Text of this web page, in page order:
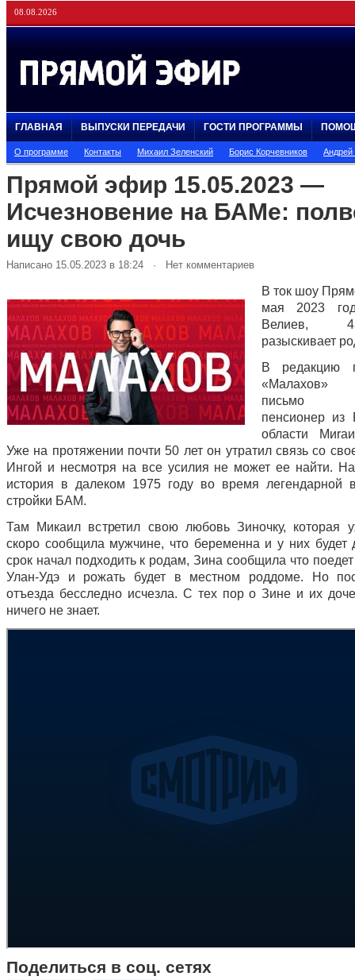
08.08.2026
ГЛАВНАЯ ВЫПУСКИ ПЕРЕДАЧИ ГОСТИ ПРОГРАММЫ
О программе Контакты Михаил Зеленский Борис Корчевников
Прямой эфир 15.05.2023 —
Исчезновение на БАМе:
ищу свою дочь
Написано 15.05.2023 в 18:24 · Нет комментариев
В ток шоу
мая 2023
Велиев,
разыскивает
В редакцию
«Малахов»
письмо
пенсионер из
области
Уже на протяжении почти 50 лет он утратил связь со
Ингой и несмотря на все усилия не может ее найти.
история в далеком 1975 году во время легендарной
стройки БАМ.
Там Микаил встретил свою любовь Зиночку, которая
скоро сообщила мужчине, что беременна и у них будет
срок начал подходить к родам, Зина сообщила что
Улан-Удэ и рожать будет в местном роддоме. Но
отъезда бесследно исчезла. С тех пор о Зине и их
ничего не знает.
Поделиться в соц. сетях